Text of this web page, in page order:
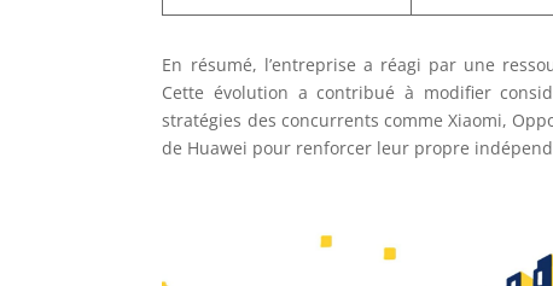
En résumé, l’entreprise a réagi par une
Cette évolution a contribué à modifier
stratégies des concurrents comme Xiaomi,
de Huawei pour renforcer leur propre